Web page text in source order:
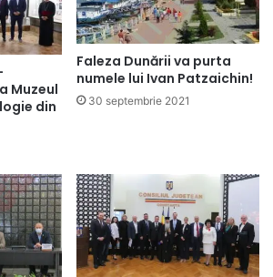
Muzeul
din
Faleza Dunării va purta
numele lui Ivan Patzaichin!
30 septembrie 2021